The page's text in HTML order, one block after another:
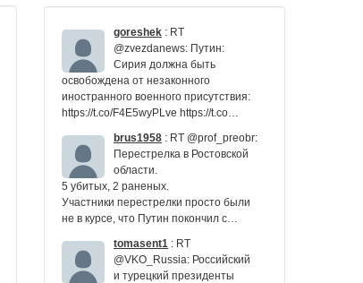
goreshek : RT
@zvezdanews: Путин:
Сирия должна быть
освобождена от незаконного
иностранного военного присутствия:
https://t.co/F4E5wyPLve https://t.co…
brus1958 : RT @prof_preobr:
Перестрелка в Ростовской
области.
5 убитых, 2 раненых.
Участники перестрелки просто были
не в курсе, что Путин покончил с…
tomasent1 : RT
@VKO_Russia: Российский
и турецкий президенты